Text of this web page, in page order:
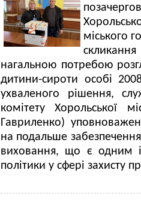
міського
нагальною потребою
дитини-сироти особі
ухваленого рішення,
комітету Хорольської
Гавриленко)
на подальше
виховання, що є одним
політики у сфері захисту